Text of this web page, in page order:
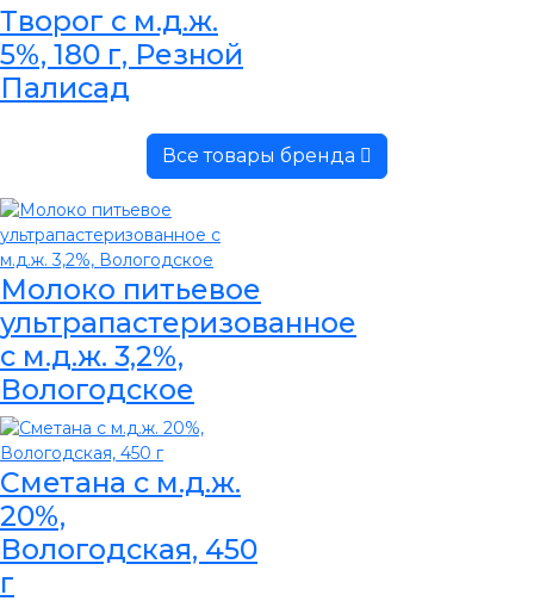
Творог с м.д.ж.
5%, 180 г, Резной
Палисад
Все товары бренда
Молоко питьевое
ультрапастеризованное
с м.д.ж. 3,2%,
Вологодское
Сметана с м.д.ж.
20%,
Вологодская, 450
г